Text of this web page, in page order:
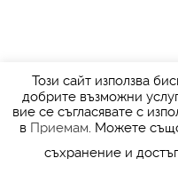
Този сайт използва
добрите възможни
вие се съгласявате с
в Приемам. Можете
съхранение и